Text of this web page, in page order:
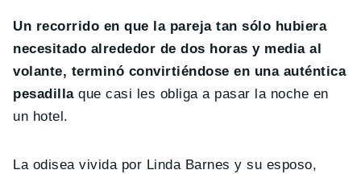
Un recorrido en que la pareja tan sólo hubiera
necesitado alrededor de dos horas y media al
volante, terminó convirtiéndose en una auténtica
pesadillaque casi les obliga a pasar la noche en
un hotel.
La odisea vivida por Linda Barnes y su esposo,